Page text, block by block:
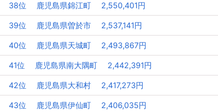
38位 鹿児島県錦江町 2,550,401円
39位 鹿児島県曽於市 2,537,141円
40位 鹿児島県天城町 2,493,867円
41位 鹿児島県南大隅町 2,442,391円
42位 鹿児島県大和村 2,417,273円
43位 鹿児島県伊仙町 2,406,035円